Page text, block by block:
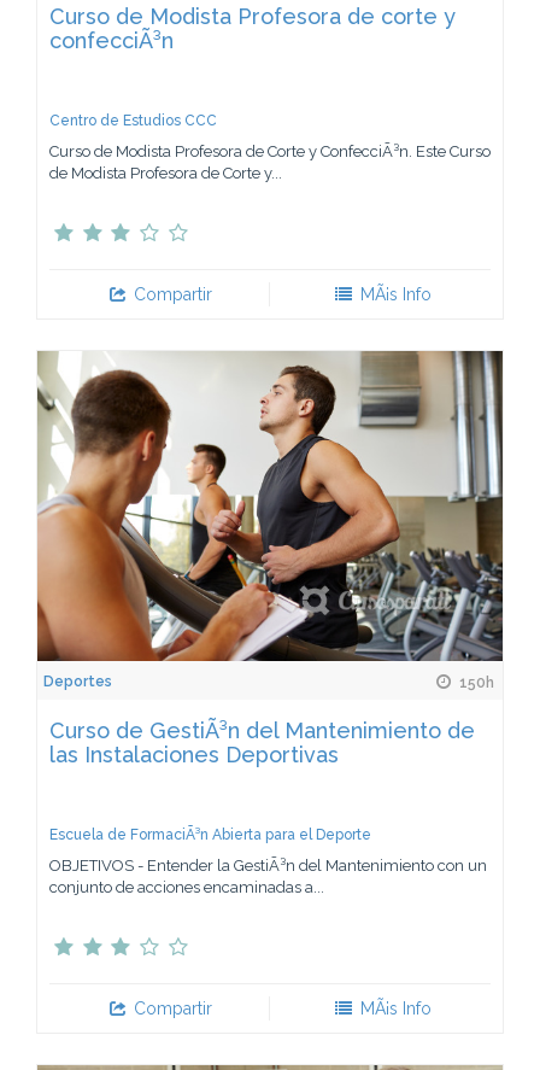
Curso de Modista Profesora de corte y
confecciÃ³n
Centro de Estudios CCC
Curso de Modista Profesora de Corte y ConfecciÃ³n. Este Curso
de Modista Profesora de Corte y...
Compartir MÃ¡s Info
Deportes 150h
Curso de GestiÃ³n del Mantenimiento de
las Instalaciones Deportivas
Escuela de FormaciÃ³n Abierta para el Deporte
OBJETIVOS - Entender la GestiÃ³n del Mantenimiento con un
conjunto de acciones encaminadas a...
Compartir MÃ¡s Info